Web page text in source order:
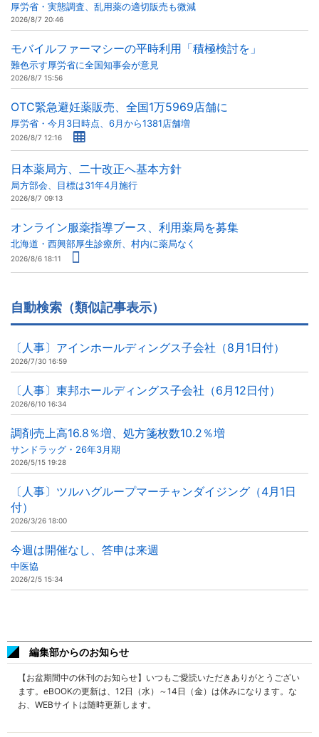
厚労省・実態調査、乱用薬の適切販売も微減
2026/8/7 20:46
モバイルファーマシーの平時利用「積極検討を」
難色示す厚労省に全国知事会が意見
2026/8/7 15:56
OTC緊急避妊薬販売、全国1万5969店舗に
厚労省・今月3日時点、6月から1381店舗増
2026/8/7 12:16
日本薬局方、二十改正へ基本方針
局方部会、目標は31年4月施行
2026/8/7 09:13
オンライン服薬指導ブース、利用薬局を募集
北海道・西興部厚生診療所、村内に薬局なく
2026/8/6 18:11
自動検索（類似記事表示）
〔人事〕アインホールディングス子会社（8月1日付）
2026/7/30 16:59
〔人事〕東邦ホールディングス子会社（6月12日付）
2026/6/10 16:34
調剤売上高16.8％増、処方箋枚数10.2％増
サンドラッグ・26年3月期
2026/5/15 19:28
〔人事〕ツルハグループマーチャンダイジング（4月1日
付）
2026/3/26 18:00
今週は開催なし、答申は来週
中医協
2026/2/5 15:34
編集部からのお知らせ
【お盆期間中の休刊のお知らせ】いつもご愛読いただきありがとうござい
ます。eBOOKの更新は、12日（水）～14日（金）は休みになります。な
お、WEBサイトは随時更新します。